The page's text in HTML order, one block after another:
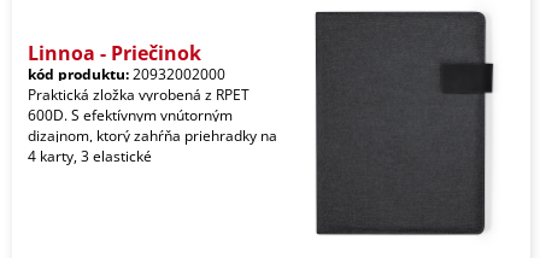
Linnoa - Priečinok
kód produktu:20932002000
Praktická zložka vyrobená z RPET
600D. S efektívnym vnútorným
dizajnom, ktorý zahŕňa priehradky na
4 karty, 3 elastické